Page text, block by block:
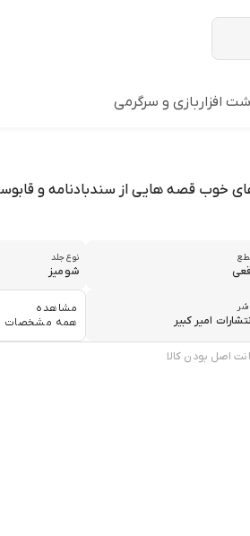
افزار بازي و سرگرمي
خوب قصه هایی از سندبادنامه و
نوع جلد
شومیز
امير كبير
مشاهده
همه مشخصات
اصل بودن کالا